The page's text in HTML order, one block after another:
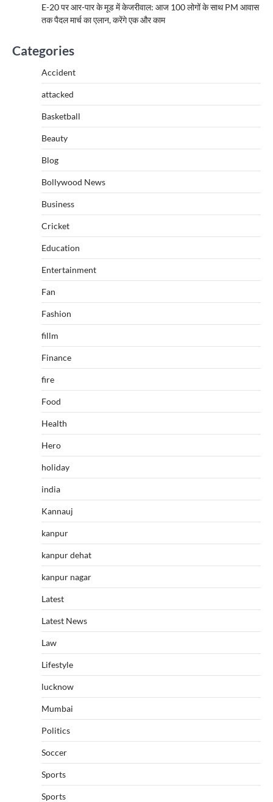
E-20 पर आर-पार के मूड में केजरीवाल: आज 100 लोगों के साथ PM आवास
तक पैदल मार्च का एलान, करेंगे एक और काम
Categories
Accident
attacked
Basketball
Beauty
Blog
Bollywood News
Business
Cricket
Education
Entertainment
Fan
Fashion
fillm
Finance
fire
Food
Health
Hero
holiday
india
Kannauj
kanpur
kanpur dehat
kanpur nagar
Latest
Latest News
Law
Lifestyle
lucknow
Mumbai
Politics
Soccer
Sports
Sports